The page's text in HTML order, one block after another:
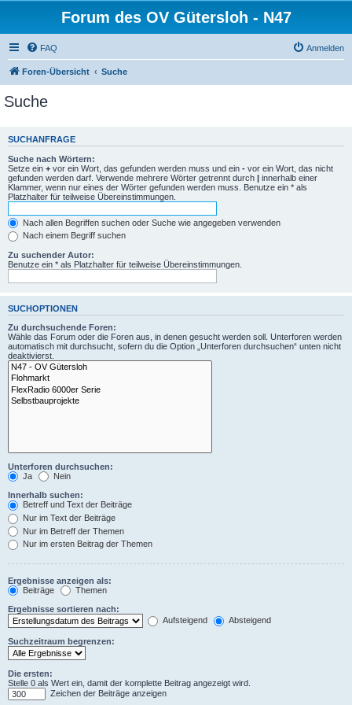
Forum des OV Gütersloh - N47
FAQ Anmelden
Foren-Übersicht Suche
Suche
SUCHANFRAGE
Suche nach Wörtern:
Setze ein + vor ein Wort, das gefunden werden muss und ein - vor ein Wort, das nicht
gefunden werden darf. Verwende mehrere Wörter getrennt durch | innerhalb einer
Klammer, wenn nur eines der Wörter gefunden werden muss. Benutze ein * als
Platzhalter für teilweise Übereinstimmungen.
Nach allen Begriffen suchen oder Suche wie angegeben verwenden
Nach einem Begriff suchen
Zu suchender Autor:
Benutze ein * als Platzhalter für teilweise Übereinstimmungen.
SUCHOPTIONEN
Zu durchsuchende Foren:
Wähle das Forum oder die Foren aus, in denen gesucht werden soll. Unterforen werden
automatisch mit durchsucht, sofern du die Option „Unterforen durchsuchen“ unten nicht
deaktivierst.
Unterforen durchsuchen:
Ja
Nein
Innerhalb suchen:
Betreff und Text der Beiträge
Nur im Text der Beiträge
Nur im Betreff der Themen
Nur im ersten Beitrag der Themen
Ergebnisse anzeigen als:
Beiträge
Themen
Ergebnisse sortieren nach:
Aufsteigend
Absteigend
Suchzeitraum begrenzen:
Die ersten:
Stelle 0 als Wert ein, damit der komplette Beitrag angezeigt wird.
Zeichen der Beiträge anzeigen